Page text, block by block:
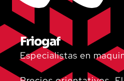
Friogaf
Especialistas en